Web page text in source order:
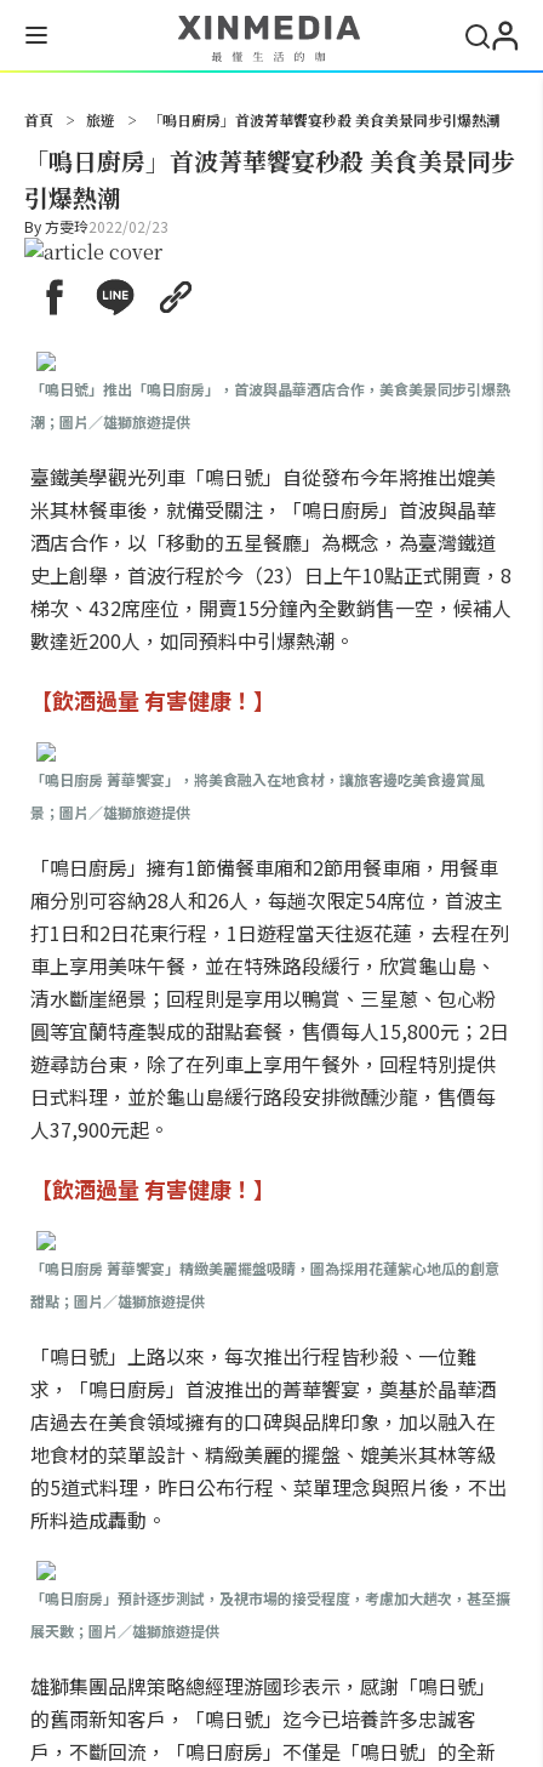
首頁 > 旅遊 > 「鳴日廚房」首波菁華饗宴秒殺 美食美景同步引爆熱潮
「鳴日廚房」首波菁華饗宴秒殺 美食美景同步
引爆熱潮
By方雯玲2022/02/23
「鳴日號」推出「鳴日廚房」，首波與晶華酒店合作，美食美景同步引爆熱
潮；圖片／雄獅旅遊提供
臺鐵美學觀光列車「鳴日號」自從發布今年將推出媲美
米其林餐車後，就備受關注，「鳴日廚房」首波與晶華
酒店合作，以「移動的五星餐廳」為概念，為臺灣鐵道
史上創舉，首波行程於今（23）日上午10點正式開賣，8
梯次、432席座位，開賣15分鐘內全數銷售一空，候補人
數達近200人，如同預料中引爆熱潮。
【飲酒過量 有害健康！】
「鳴日廚房 菁華饗宴」，將美食融入在地食材，讓旅客邊吃美食邊賞風
景；圖片／雄獅旅遊提供
「鳴日廚房」擁有1節備餐車廂和2節用餐車廂，用餐車
廂分別可容納28人和26人，每趟次限定54席位，首波主
打1日和2日花東行程，1日遊程當天往返花蓮，去程在列
車上享用美味午餐，並在特殊路段緩行，欣賞龜山島、
清水斷崖絕景；回程則是享用以鴨賞、三星蔥、包心粉
圓等宜蘭特產製成的甜點套餐，售價每人15,800元；2日
遊尋訪台東，除了在列車上享用午餐外，回程特別提供
日式料理，並於龜山島緩行路段安排微醺沙龍，售價每
人37,900元起。
【飲酒過量 有害健康！】
「鳴日廚房 菁華饗宴」精緻美麗擺盤吸睛，圖為採用花蓮紫心地瓜的創意
甜點；圖片／雄獅旅遊提供
「鳴日號」上路以來，每次推出行程皆秒殺、一位難
求，「鳴日廚房」首波推出的菁華饗宴，奠基於晶華酒
店過去在美食領域擁有的口碑與品牌印象，加以融入在
地食材的菜單設計、精緻美麗的擺盤、媲美米其林等級
的5道式料理，昨日公布行程、菜單理念與照片後，不出
所料造成轟動。
「鳴日廚房」預計逐步測試，及視市場的接受程度，考慮加大趟次，甚至擴
展天數；圖片／雄獅旅遊提供
雄獅集團品牌策略總經理游國珍表示，感謝「鳴日號」
的舊雨新知客戶，「鳴日號」迄今已培養許多忠誠客
戶，不斷回流，「鳴日廚房」不僅是「鳴日號」的全新